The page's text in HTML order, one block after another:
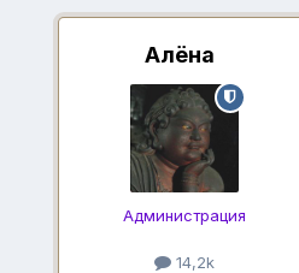
Алёна
Администрация
14,2k